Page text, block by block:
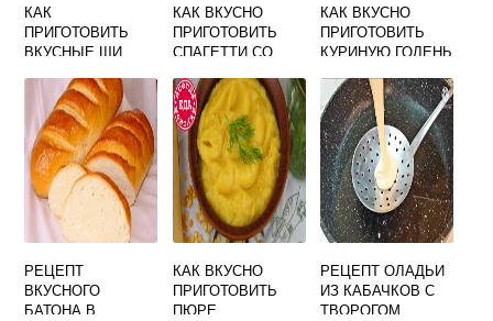
КАК
ПРИГОТОВИТЬ
ВКУСНЫЕ ЩИ
КАК ВКУСНО
ПРИГОТОВИТЬ
СПАГЕТТИ СО
КАК ВКУСНО
ПРИГОТОВИТЬ
КУРИНУЮ ГОЛЕНЬ
МАЙОНЕЗОМ И
ЧЕСНОКОМ
РЕЦЕПТ
ВКУСНОГО
БАТОНА В
КАК ВКУСНО
ПРИГОТОВИТЬ
ПЮРЕ
РЕЦЕПТ ОЛАДЬИ
ИЗ КАБАЧКОВ С
ТВОРОГОМ